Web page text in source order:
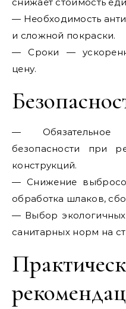
— Необходимость
и сложной покраски.
— Сроки —
цену.
— Обязательное
безопасности при
конструкций.
— Снижение
обработка шлаков,
— Выбор
санитарных норм на